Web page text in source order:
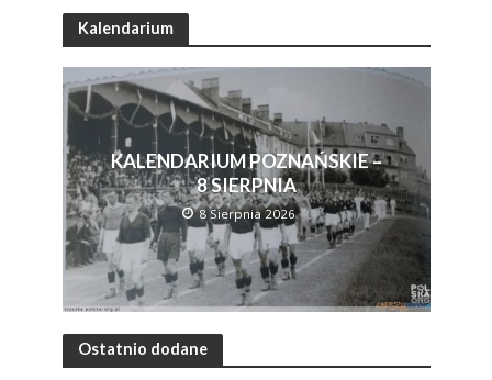
Kalendarium
KALENDARIUM POZNAŃSKIE –
8 SIERPNIA
8 Sierpnia 2026
Ostatnio dodane